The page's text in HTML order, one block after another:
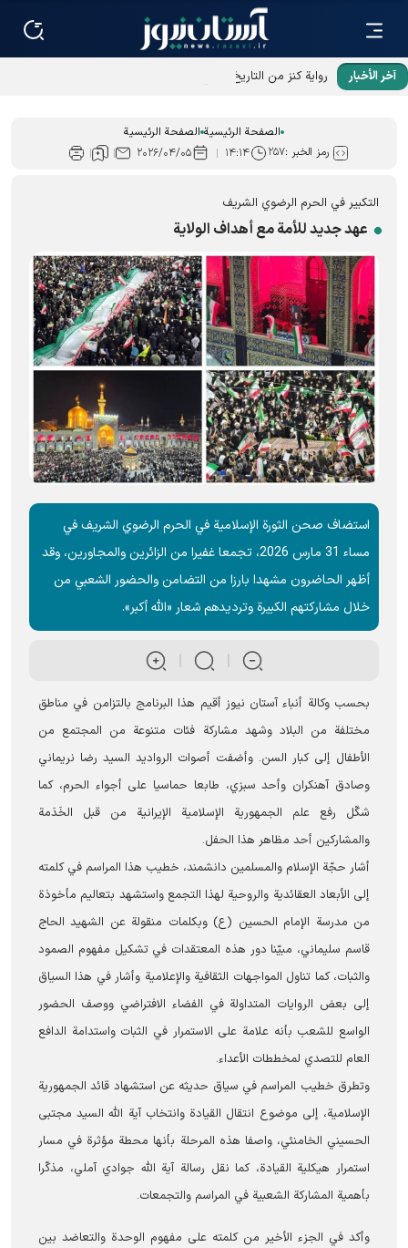
آخر الأخبار رواية كنز من التاريخ أُهدي من لندن إلى الإمام الرؤوف (عليه السلام)
الصفحة الرئيسية الصفحة الرئيسية
رمز الخبر :۲۵۷ ۱۴:۱۴ ۲۰۲۶/۰۴/۰۵
التكبير في الحرم الرضوي الشریف
عهد جديد للأمة مع أهداف الولاية
استضاف صحن الثورة الإسلامية في الحرم الرضوي الشریف في
مساء 31 مارس 2026، تجمعا غفیرا من الزائرين والمجاورين، وقد
أظهر الحاضرون مشهدا بارزا من التضامن والحضور الشعبي من
خلال مشاركتهم الكبيرة وترديدهم شعار «الله أكبر».
بحسب وکالة أنباء آستان نیوز أقیم هذا البرنامج بالتزامن في مناطق
مختلفة من البلاد وشهد مشاركة فئات متنوعة من المجتمع من
الأطفال إلى كبار السن. وأضفت أصوات الرواديد السيد رضا نريماني
وصادق آهنکران وأحد سبزي، طابعا حماسيا علی أجواء الحرم، كما
شكّل رفع علم الجمهورية الإسلامية الإيرانية من قبل الخَدَمة
والمشاركين أحد مظاهر هذا الحفل.
أشار حجّة الإسلام والمسلمين دانشمند، خطيب هذا المراسم في كلمته
إلى الأبعاد العقائدية والروحية لهذا التجمع واستشهد بتعاليم مأخوذة
من مدرسة الإمام الحسين (ع) وبكلمات منقولة عن الشهيد الحاج
قاسم سليماني، مبيّنا دور هذه المعتقدات في تشكيل مفهوم الصمود
والثبات، كما تناول المواجهات الثقافية والإعلامية وأشار في هذا السياق
إلى بعض الروايات المتداولة في الفضاء الافتراضي ووصف الحضور
الواسع للشعب بأنه علامة على الاستمرار في الثبات واستدامة الدافع
العام للتصدي لمخططات الأعداء.
وتطرق خطیب المراسم في سياق حديثه عن استشهاد قائد الجمهورية
الإسلامية، إلى موضوع انتقال القيادة وانتخاب آية الله السيد مجتبى
الحسيني الخامنئي، واصفا هذه المرحلة بأنها محطة مؤثرة في مسار
استمرار هيكلية القيادة، كما نقل رسالة آية الله جوادي آملي، مذكّرا
بأهمية المشاركة الشعبية في المراسم والتجمعات.
وأکد في الجزء الأخير من كلمته على مفهوم الوحدة والتعاضد بين